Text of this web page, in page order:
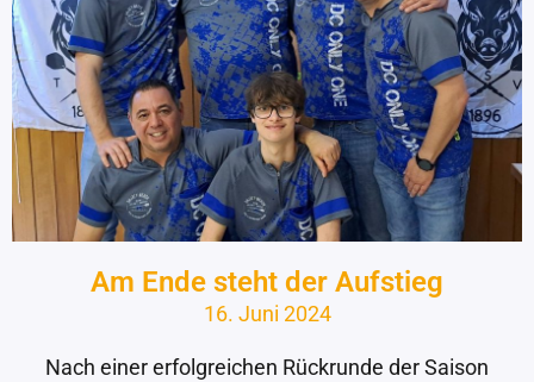
Am Ende steht der Aufstieg
16. Juni 2024
Nach einer erfolgreichen Rückrunde der Saison